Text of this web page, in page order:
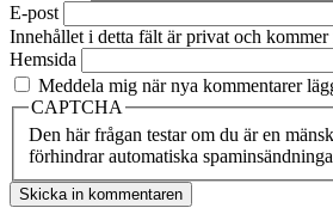
E-post
Innehållet i detta fält är privat och
Hemsida
Meddela mig när nya kommentarer
CAPTCHA
Den här frågan testar om du är en
förhindrar automatiska